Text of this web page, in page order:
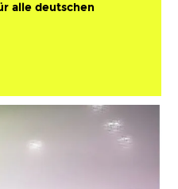
alle deutschen